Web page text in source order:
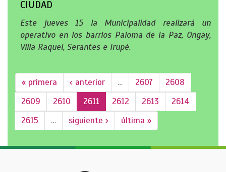
CIUDAD
Este jueves 15 la Municipalidad realizará un
operativo en los barrios Paloma de la Paz, Ongay,
Villa Raquel, Serantes e Irupé.
« primera ‹ anterior … 2607
2608
2609
2610 2611 2612 2613
2614
2615
… siguiente › última »